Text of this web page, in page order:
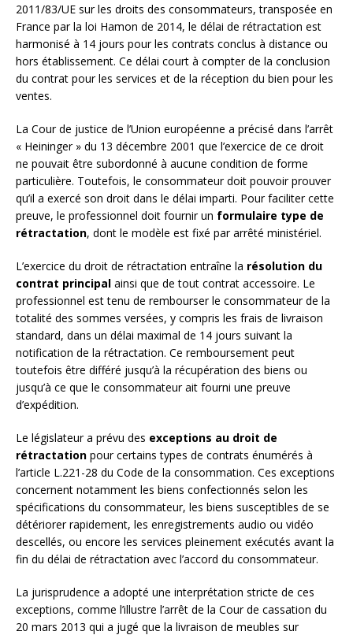
2011/83/UE sur les droits des consommateurs, transposée en
France par la loi Hamon de 2014, le délai de rétractation est
harmonisé à 14 jours pour les contrats conclus à distance ou
hors établissement. Ce délai court à compter de la conclusion
du contrat pour les services et de la réception du bien pour les
ventes.
La Cour de justice de l’Union européenne a précisé dans l’arrêt
« Heininger » du 13 décembre 2001 que l’exercice de ce droit
ne pouvait être subordonné à aucune condition de forme
particulière. Toutefois, le consommateur doit pouvoir prouver
qu’il a exercé son droit dans le délai imparti. Pour faciliter cette
preuve, le professionnel doit fournir un formulaire type de
rétractation, dont le modèle est fixé par arrêté ministériel.
L’exercice du droit de rétractation entraîne la résolution du
contrat principal ainsi que de tout contrat accessoire. Le
professionnel est tenu de rembourser le consommateur de la
totalité des sommes versées, y compris les frais de livraison
standard, dans un délai maximal de 14 jours suivant la
notification de la rétractation. Ce remboursement peut
toutefois être différé jusqu’à la récupération des biens ou
jusqu’à ce que le consommateur ait fourni une preuve
d’expédition.
Le législateur a prévu des exceptions au droit de
rétractation pour certains types de contrats énumérés à
l’article L.221-28 du Code de la consommation. Ces exceptions
concernent notamment les biens confectionnés selon les
spécifications du consommateur, les biens susceptibles de se
détériorer rapidement, les enregistrements audio ou vidéo
descellés, ou encore les services pleinement exécutés avant la
fin du délai de rétractation avec l’accord du consommateur.
La jurisprudence a adopté une interprétation stricte de ces
exceptions, comme l’illustre l’arrêt de la Cour de cassation du
20 mars 2013 qui a jugé que la livraison de meubles sur